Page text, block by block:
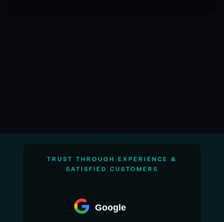
TRUST THROUGH EXPERIENCE &
SATISFIED CUSTOMERS
Google